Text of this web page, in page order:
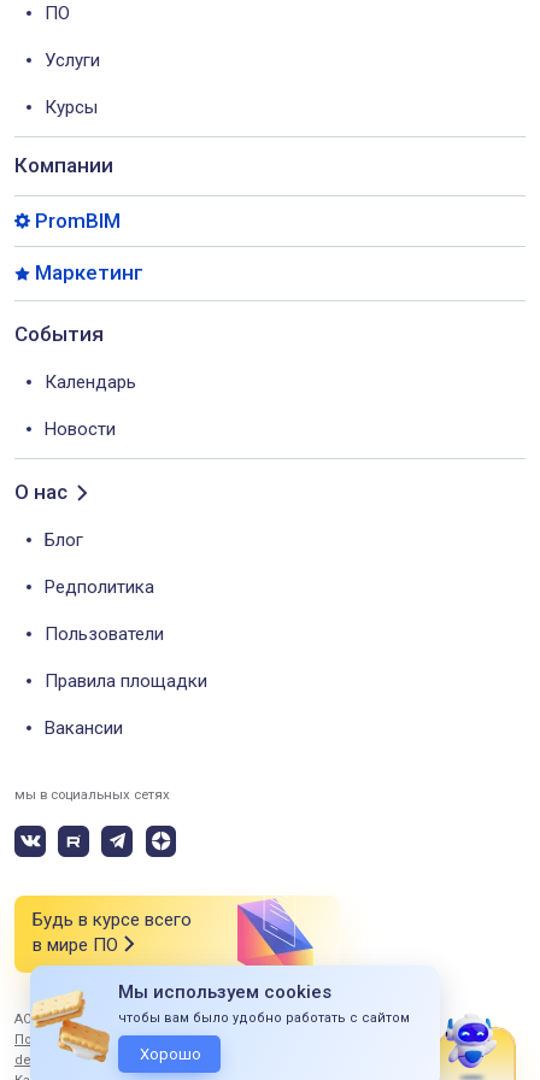
ПО
Услуги
Курсы
Компании
PromBIM
Маркетинг
События
Календарь
Новости
О нас
Блог
Редполитика
Пользователи
Правила площадки
Вакансии
мы в социальных сетях
Будь в курсе всего
в мире ПО
АО «СИЭСДИ» 2026 Все права защищены
Политика конфиденциальности
design by ITERBI
Мы используем cookies
чтобы вам было удобно работать с сайтом
Хорошо